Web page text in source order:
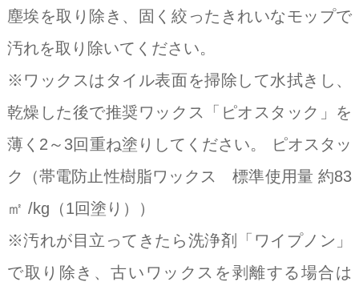
塵埃を取り除き、固く絞ったきれいなモップで
汚れを取り除いてください。
※ワックスはタイル表面を掃除して水拭きし、
乾燥した後で推奨ワックス「ピオスタック」を
薄く2～3回重ね塗りしてください。 ピオスタッ
ク（帯電防止性樹脂ワックス 標準使用量 約83
㎡ /kg（1回塗り））
※汚れが目立ってきたら洗浄剤「ワイプノン」
で取り除き、古いワックスを剥離する場合は